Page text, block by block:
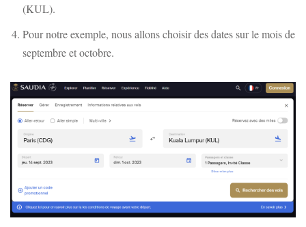
(KUL).
Pour notre exemple, nous allons choisir des dates sur le mois de
septembre et octobre.